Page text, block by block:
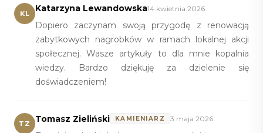
KL Katarzyna Lewandowska14 kwietnia 2026
Dopiero zaczynam swoją przygodę z renowacją
zabytkowych nagrobków w ramach lokalnej akcji
społecznej. Wasze artykuły to dla mnie kopalnia
wiedzy. Bardzo dziękuję za dzielenie się
doświadczeniem!
TZ Tomasz Zieliński KAMIENIARZ 3 maja 2026